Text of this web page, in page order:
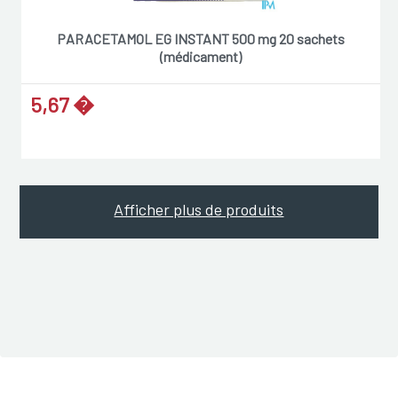
PARACETAMOL EG INSTANT 500 mg 20 sachets
(médicament)
5,67 �
Afficher plus de produits